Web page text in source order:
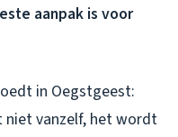
aanpak is voor
in Oegstgeest:
vanzelf, het wordt